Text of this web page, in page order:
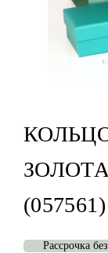
(057561)
Рассрочка